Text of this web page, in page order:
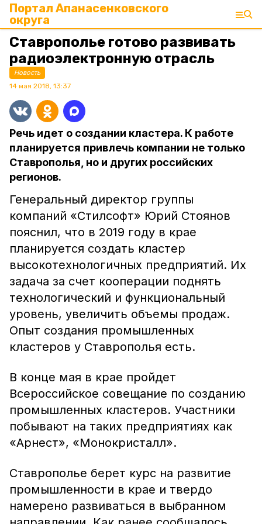
Портал Апанасенковского
округа
Ставрополье готово развивать
радиоэлектронную отрасль
Новость
14 мая 2018, 13:37
Речь идет о создании кластера. К работе
планируется привлечь компании не только
Ставрополья, но и других российских
регионов.
Генеральный директор группы
компаний «Стилсофт» Юрий Стоянов
пояснил, что в 2019 году в крае
планируется создать кластер
высокотехнологичных предприятий. Их
задача за счет кооперации поднять
технологический и функциональный
уровень, увеличить объемы продаж.
Опыт создания промышленных
кластеров у Ставрополья есть.
В конце мая в крае пройдет
Всероссийское совещание по созданию
промышленных кластеров. Участники
побывают на таких предприятиях как
«Арнест», «Монокристалл».
Ставрополье берет курс на развитие
промышленности в крае и твердо
намерено развиваться в выбранном